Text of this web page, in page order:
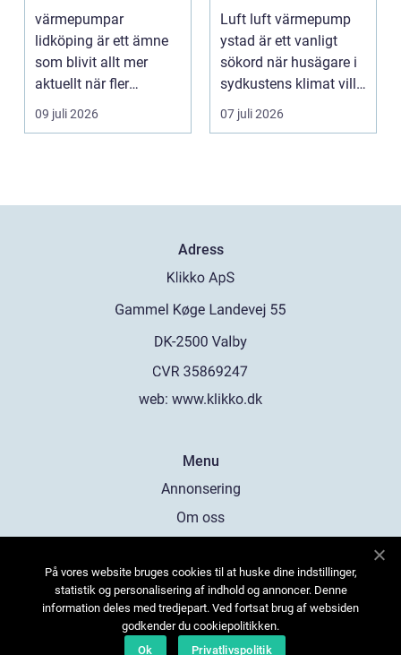
hus och
fastigheter
värmepumpar
lidköping är ett ämne
som blivit allt mer
aktuellt när fler
fastighetsägare vill
kombine...
09 juli 2026
behagligt
inomhusklimat
Året om
Luft luft värmepump
ystad är ett vanligt
sökord när husägare i
sydkustens klimat vill
hitta ett smar...
07 juli 2026
Adress
web: www.klikko.dk
Menu
Annonsering
Om oss
Kontakta oss
Sitemap
På vores website bruges cookies til at huske dine indstillinger,
statistik og personalisering af indhold og annoncer. Denne
information deles med tredjepart. Ved fortsat brug af websiden
godkender du cookiepolitikken.
Ok
Privatlivspolitik